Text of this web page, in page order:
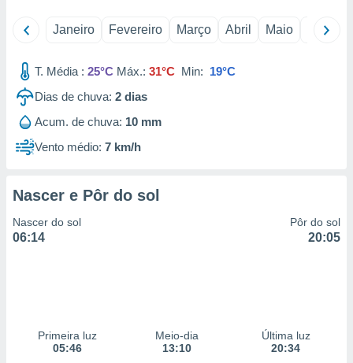
criar
medir
medir o
dos
os
Janeiro Fevereiro Março Abril Maio Junho
T. Média : 25°C Máx.: 31°C Min: 19°C
Dias de chuva: 2 dias
Acum. de chuva: 10 mm
Vento médio: 7 km/h
Nascer e Pôr do sol
Nascer do sol
06:14
Pôr do sol
20:05
Primeira luz
05:46
Meio-dia
13:10
Última luz
20:34